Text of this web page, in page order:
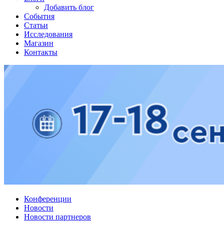
Добавить блог
События
Статьи
Исследования
Магазин
Контакты
Конференции
Новости
Новости партнеров